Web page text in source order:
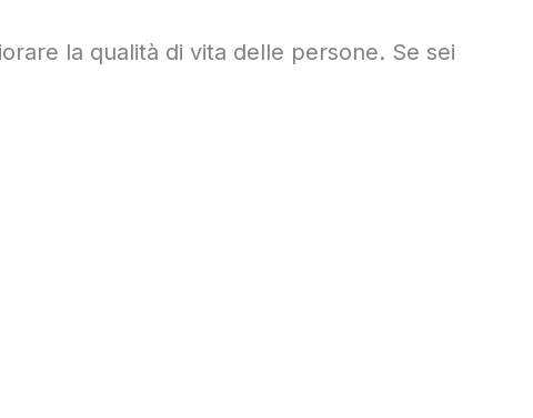
la qualità di vita delle persone. Se sei